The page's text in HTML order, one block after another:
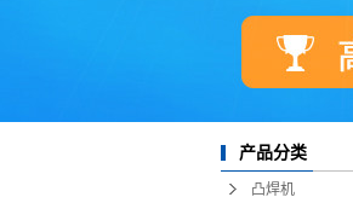
产品分类
凸焊机